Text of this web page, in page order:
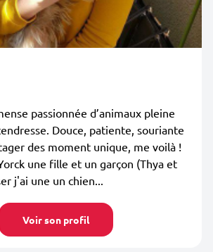
passionnée d’animaux pleine
Douce, patiente, souriante
des moment unique, me voilà !
une fille et un garçon (Thya et
j'ai une un chien...
Voir son profil